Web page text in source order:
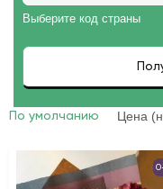
Выберите код страны
По умолчанию Цена